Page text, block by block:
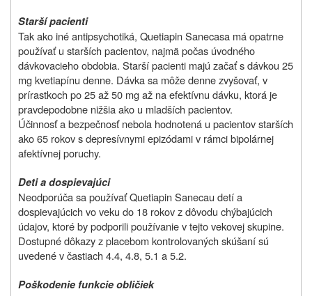
Starší pacienti
Tak ako iné antipsychotiká, Quetiapin Sanecasa má opatrne
používať u starších pacientov, najmä počas úvodného
dávkovacieho obdobia. Starší pacienti majú začať s dávkou 25
mg kvetiapínu denne. Dávka sa môže denne zvyšovať, v
prírastkoch po 25 až 50 mg až na efektívnu dávku, ktorá je
pravdepodobne nižšia ako u mladších pacientov.
Účinnosť a bezpečnosť nebola hodnotená u pacientov starších
ako 65 rokov s depresívnymi epizódami v rámci bipolárnej
afektívnej poruchy.
Deti a dospievajúci
Neodporúča sa používať Quetiapin Sanecau detí a
dospievajúcich vo veku do 18 rokov z dôvodu chýbajúcich
údajov, ktoré by podporili používanie v tejto vekovej skupine.
Dostupné dôkazy z placebom kontrolovaných skúšaní sú
uvedené v častiach 4.4, 4.8, 5.1 a 5.2.
Poškodenie funkcie obličiek